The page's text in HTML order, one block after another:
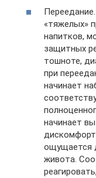
«тяжелых»
напитков,
защитных
тошноте,
при
начинает
начинает
ощущается
живота.